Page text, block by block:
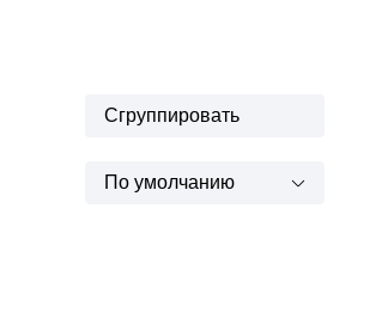
Сгруппировать
По умолчанию